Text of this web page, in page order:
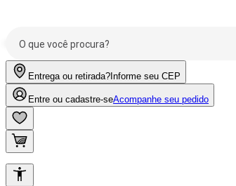
Entrega ou retirada? Informe seu CEP
Entre ou cadastre-seAcompanhe seu pedido